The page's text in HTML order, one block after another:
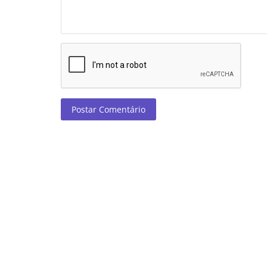
Postar Comentário